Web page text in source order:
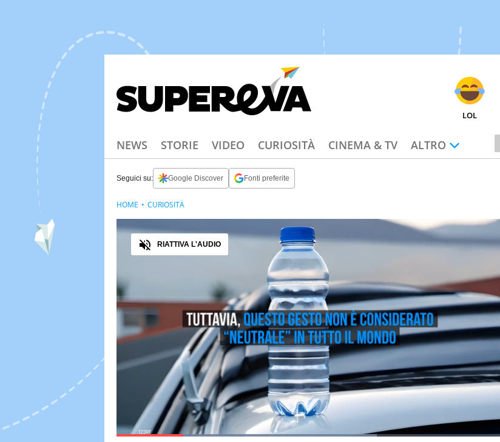
LOL
NEWS STORIE VIDEO CURIOSITÀ CINEMA & TV ALTRO
Seguici su: Google Discover Fonti preferite
Loaded:67.27%
Audio
RIATTIVA L'AUDIO
HOME CURIOSITÀ